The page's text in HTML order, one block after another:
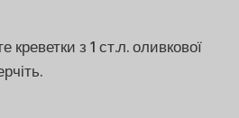
з 1 ст.л. оливкової